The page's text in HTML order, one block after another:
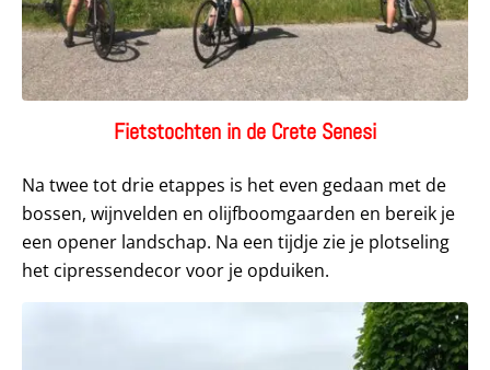
Fietstochten in de Crete Senesi
Na twee tot drie etappes is het even gedaan met de
bossen, wijnvelden en olijfboomgaarden en bereik je
een opener landschap. Na een tijdje zie je plotseling
het cipressendecor voor je opduiken.